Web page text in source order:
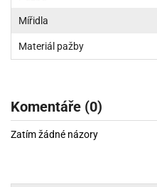
Mířidla
Materiál pažby
Komentáře (0)
Zatím žádné názory